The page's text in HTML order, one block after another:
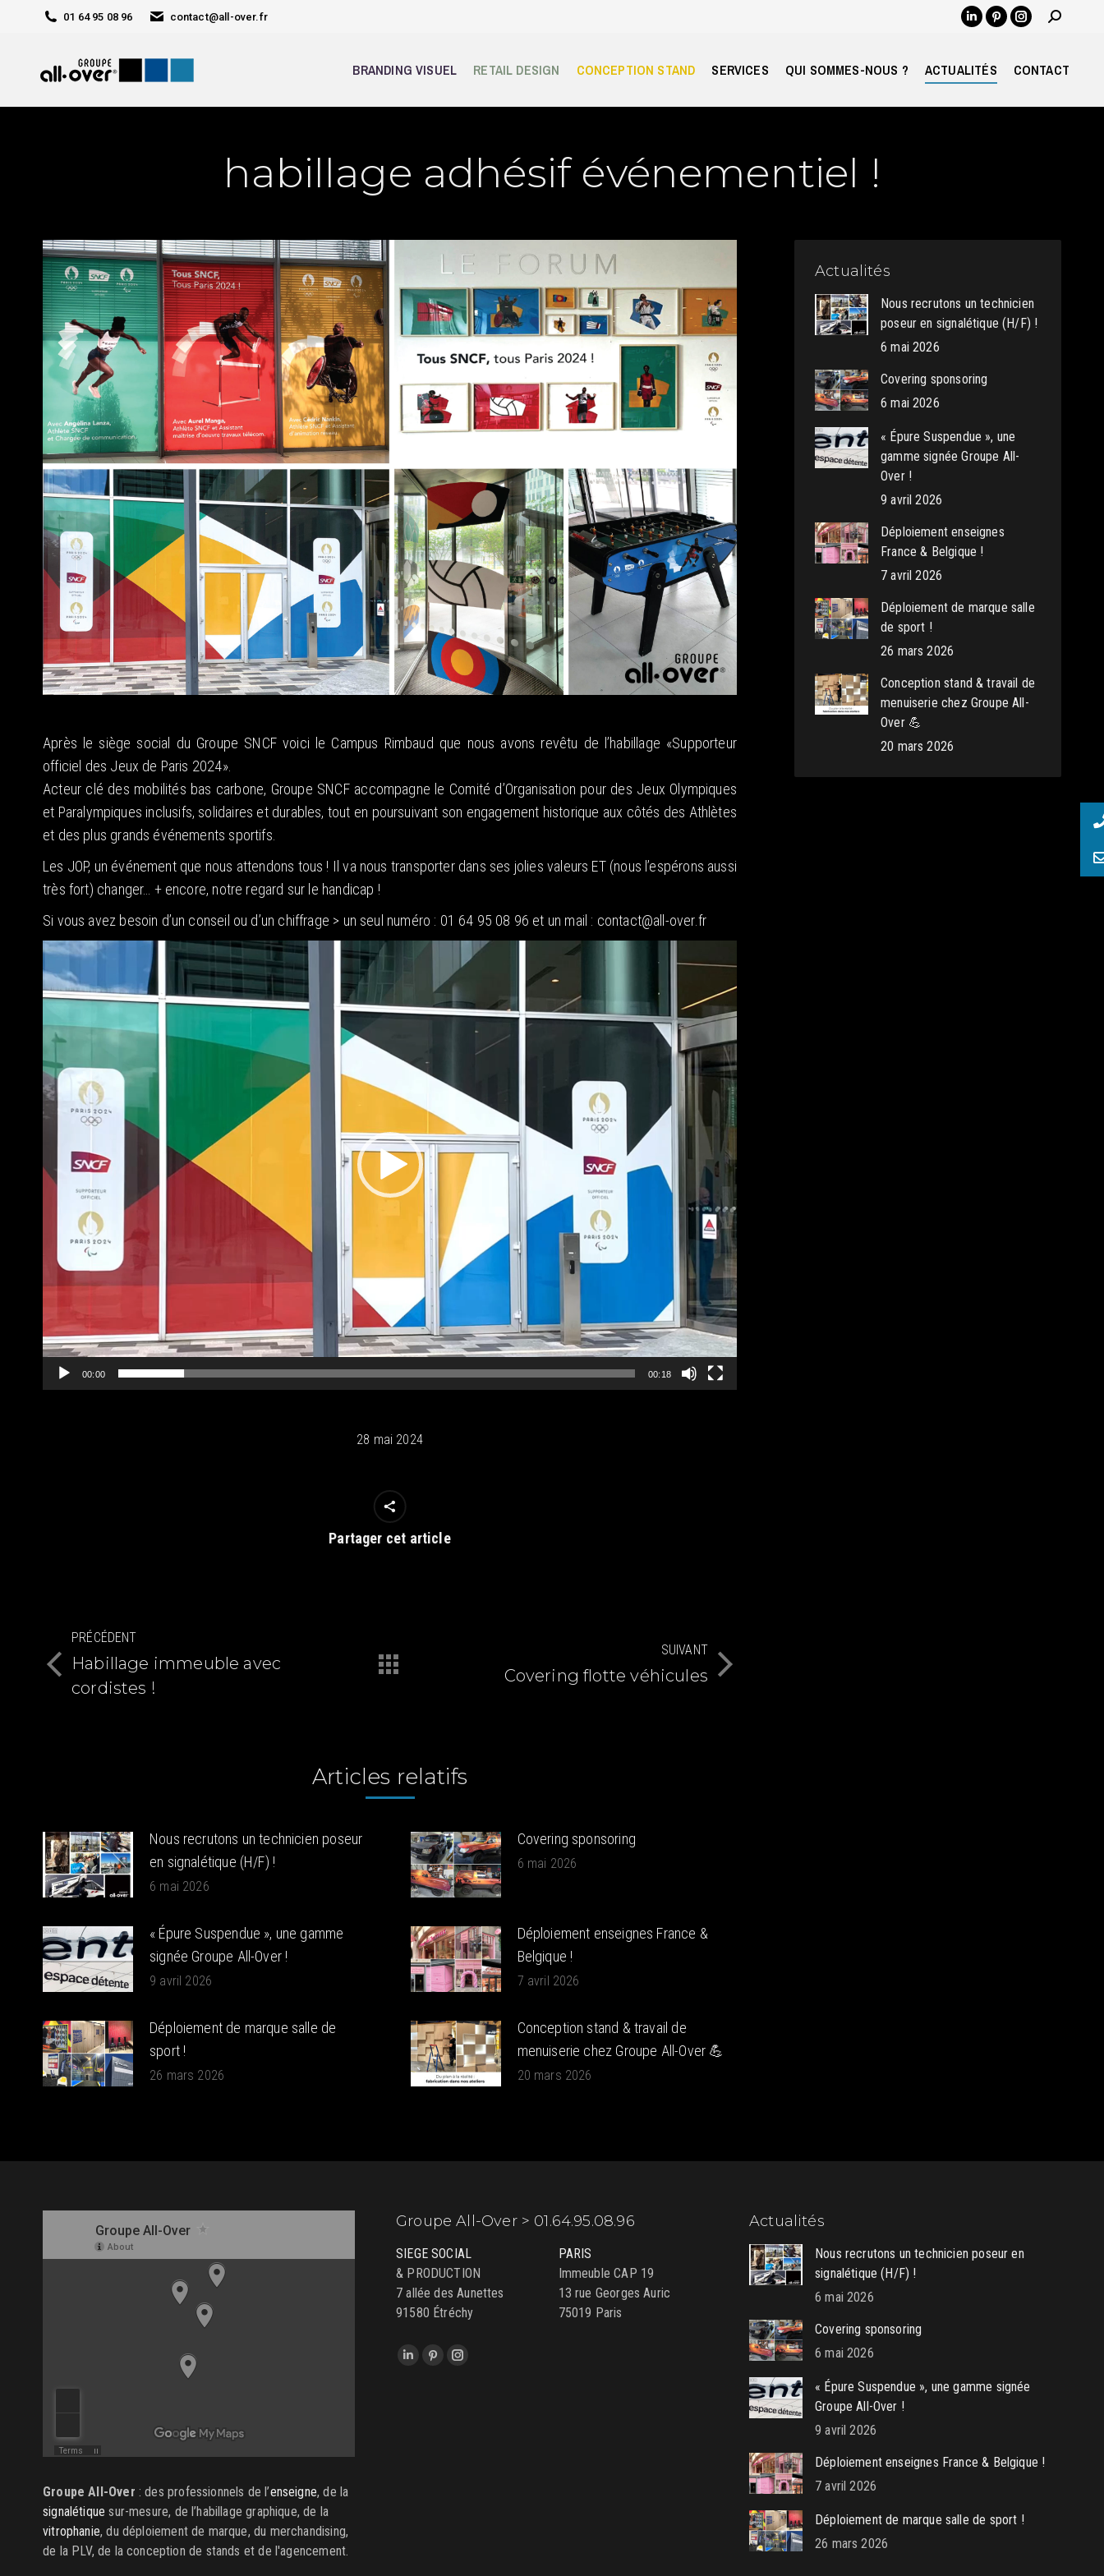
01 64 95 08 96 contact@all-over.fr
LinkedIn
opens
new
Pinterest
opens
new
Instagram
opens
new
Recherche
BRANDING VISUEL RETAIL DESIGN CONCEPTION STAND SERVICES QUI SOMMES-NOUS ? ACTUALITÉS CONTACT
habillage adhésif événementiel !
Après le siège social du Groupe SNCF voici le Campus Rimbaud que nous avons revêtu de l’habillage «Supporteur
officiel des Jeux de Paris 2024».
Acteur clé des mobilités bas carbone, Groupe SNCF accompagne le Comité d’Organisation pour des Jeux Olympiques
et Paralympiques inclusifs, solidaires et durables, tout en poursuivant son engagement historique aux côtés des Athlètes
et des plus grands événements sportifs.
Les JOP, un événement que nous attendons tous ! Il va nous transporter dans ses jolies valeurs ET (nous l’espérons aussi
très fort) changer… + encore, notre regard sur le handicap !
Si vous avez besoin d’un conseil ou d’un chiffrage > un seul numéro : 01 64 95 08 96 et un mail : contact@all-over.fr
Lecteur
vidéo
00:00 00:18
28 mai 2024
Partager cet article
Navigation
article
PRÉCÉDENT
précédent
Habillage immeuble avec
cordistes !
SUIVANT
Covering flotte véhicules
Articles relatifs
Nous recrutons un technicien poseur
en signalétique (H/F) !
6 mai 2026
Covering sponsoring
6 mai 2026
« Épure Suspendue », une gamme
signée Groupe All-Over !
9 avril 2026
Déploiement enseignes France &
Belgique !
7 avril 2026
Déploiement de marque salle de
sport !
26 mars 2026
Conception stand & travail de
menuiserie chez Groupe All-Over 💪
20 mars 2026
Actualités
Nous recrutons un technicien
poseur en signalétique (H/F) !
6 mai 2026
Covering sponsoring
6 mai 2026
« Épure Suspendue », une
gamme signée Groupe All-
Over !
9 avril 2026
Déploiement enseignes
France & Belgique !
7 avril 2026
Déploiement de marque salle
de sport !
26 mars 2026
Conception stand & travail de
menuiserie chez Groupe All-
Over 💪
20 mars 2026
Groupe All-Over : des professionnels de l’enseigne, de la
signalétique sur-mesure, de l’habillage graphique, de la
vitrophanie, du déploiement de marque, du merchandising,
de la PLV, de la conception de stands et de l'agencement.
Groupe All-Over > 01.64.95.08.96
SIEGE SOCIAL
& PRODUCTION
7 allée des Aunettes
91580 Étréchy
PARIS
Immeuble CAP 19
13 rue Georges Auric
75019 Paris
Trouvez nous sur :
LinkedInPinterestInstagram
Actualités
Nous recrutons un technicien poseur en
signalétique (H/F) !
6 mai 2026
Covering sponsoring
6 mai 2026
« Épure Suspendue », une gamme signée
Groupe All-Over !
9 avril 2026
Déploiement enseignes France & Belgique !
7 avril 2026
Déploiement de marque salle de sport !
26 mars 2026